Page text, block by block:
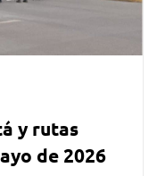
y rutas
de 2026